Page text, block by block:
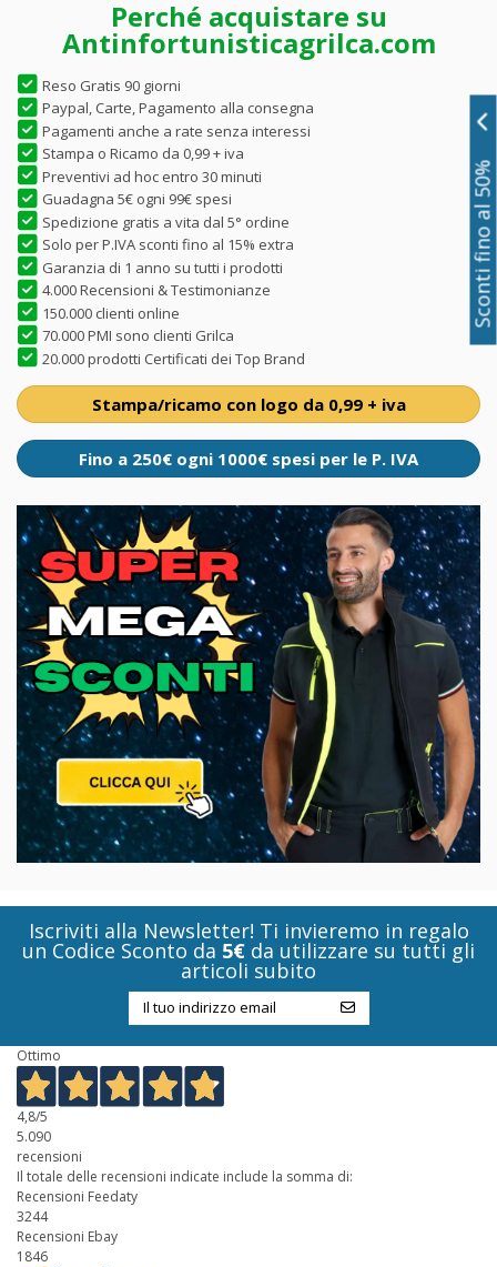
Perché acquistare su
Antinfortunisticagrilca.com
Reso Gratis 90 giorni
Paypal, Carte, Pagamento alla consegna
Pagamenti anche a rate senza interessi
Stampa o Ricamo da 0,99 + iva
Preventivi ad hoc entro 30 minuti
Guadagna 5€ ogni 99€ spesi
Spedizione gratis a vita dal 5° ordine
Solo per P.IVA sconti fino al 15% extra
Garanzia di 1 anno su tutti i prodotti
4.000 Recensioni & Testimonianze
150.000 clienti online
70.000 PMI sono clienti Grilca
20.000 prodotti Certificati dei Top Brand
Stampa/ricamo con logo da 0,99 + iva
Fino a 250€ ogni 1000€ spesi per le P. IVA
Iscriviti alla Newsletter! Ti invieremo in regalo
un Codice Sconto da 5€ da utilizzare su tutti gli
articoli subito
Ottimo
4,8/5
5.090
recensioni
Il totale delle recensioni indicate include la somma di:
Recensioni Feedaty
3244
Recensioni Ebay
1846
Sconti fino al 50%